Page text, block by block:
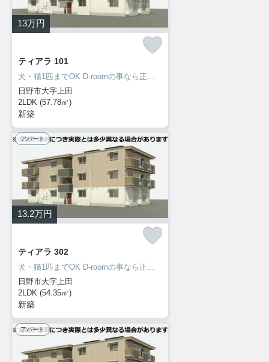
13万円
ティアラ 101
犬・猫1匹までOK D-roomの事なら正規代理店の当社に！ご来店・お問い合わせをお待ちしてます♪♪
日野市大字上田
2LDK (57.78㎡)
新築
アパート
13.2万円
ティアラ 302
犬・猫1匹までOK D-roomの事なら正規代理店の当社に！ご来店・お問い合わせをお待ちしてます♪♪
日野市大字上田
2LDK (54.35㎡)
新築
アパート